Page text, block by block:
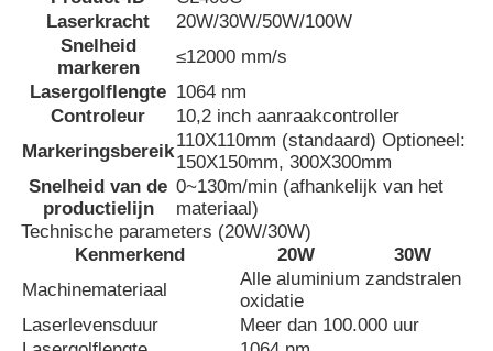
Fabrieksreis
Kwaliteitscontrole
Contacteer ons
Vraag een offerte aan
Laserkracht
20W/30W/50W/100W
Snelheid
markeren
≤12000 mm/s
Lasergolflengte 1064 nm
Controleur
10,2 inch aanraakcontroller
Markeringsbereik
110X110mm (standaard) Optioneel:
150X150mm, 300X300mm
Snelheid van de
productielijn
0~130m/min (afhankelijk van het
materiaal)
Technische parameters (20W/30W)
Kenmerkend
20W
30W
Machinemateriaal
Alle aluminium zandstralen
oxidatie
Laserlevensduur
Meer dan 100.000 uur